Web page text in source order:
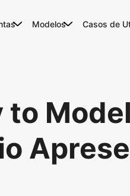
Modelos Casos de
to